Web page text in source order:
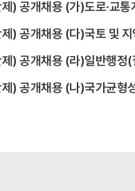
개채용 (가)도로·교통계획
개채용 (다)국토 및 지역계획
용 (라)일반행정(질병휴직 대체인
개채용 (나)국가균형성장